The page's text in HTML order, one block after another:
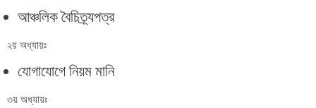
আঞ্চলিক বৈচিত্র্যপত্র
২য় অধ্যায়ঃ
যোগাযোগে নিয়ম মানি
৩য় অধ্যায়ঃ